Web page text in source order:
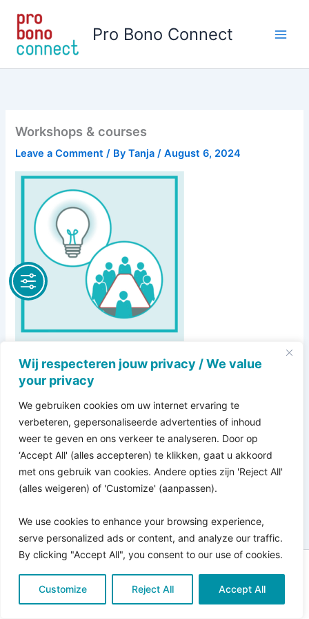
Wij respecteren jouw privacy / We value
your privacy
We gebruiken cookies om uw internet ervaring te
verbeteren, gepersonaliseerde advertenties of inhoud
weer te geven en ons verkeer te analyseren. Door op
‘Accept All' (alles accepteren) te klikken, gaat u akkoord
met ons gebruik van cookies. Andere opties zijn 'Reject All'
(alles weigeren) of 'Customize' (aanpassen).
We use cookies to enhance your browsing experience,
serve personalized ads or content, and analyze our traffic.
By clicking "Accept All", you consent to our use of cookies.
Customize Reject All Accept All
content
Pro Bono Connect
Workshops & courses
Leave a Comment / ByTanja/August 6, 2024
Copyright © 2026 Pro Bono Connect | in samenwerking
metKitewebsites